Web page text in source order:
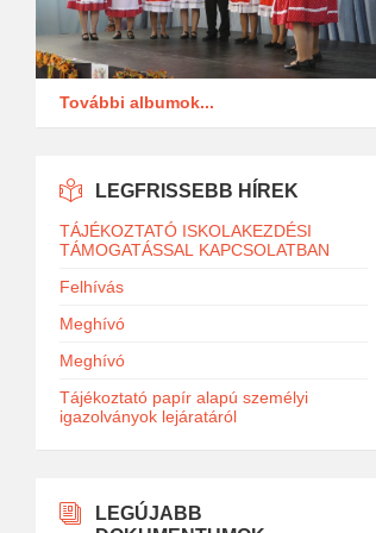
További albumok...
LEGFRISSEBB HÍREK
TÁJÉKOZTATÓ ISKOLAKEZDÉSI
TÁMOGATÁSSAL KAPCSOLATBAN
Felhívás
Meghívó
Meghívó
Tájékoztató papír alapú személyi
igazolványok lejáratáról
LEGÚJABB